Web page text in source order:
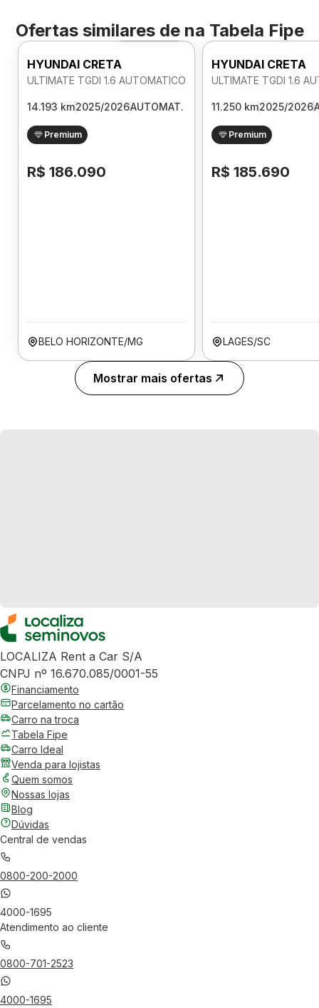
Ofertas similares de na Tabela Fipe
Foto 360º
HYUNDAI CRETA
ULTIMATE TGDI 1.6 AUTOMATICO
14.193 km2025/2026AUTOMAT.
Premium
R$ 186.090
BELO HORIZONTE/MG
HYUNDAI CRETA
ULTIMATE TGDI 1.6
11.250 km2025/2026
Premium
R$ 185.690
LAGES/SC
Mostrar mais ofertas
LOCALIZA Rent a Car S/A
CNPJ nº 16.670.085/0001-55
Financiamento
Parcelamento no cartão
Carro na troca
Tabela Fipe
Carro Ideal
Venda para lojistas
Quem somos
Nossas lojas
Blog
Dúvidas
Central de vendas
0800-200-2000
4000-1695
Atendimento ao cliente
0800-701-2523
4000-1695